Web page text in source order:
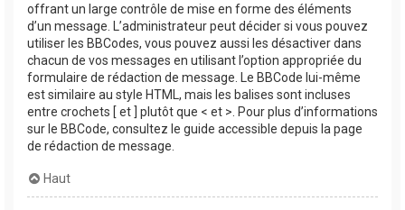
offrant un large contrôle de mise en forme des éléments
d’un message. L’administrateur peut décider si vous pouvez
utiliser les BBCodes, vous pouvez aussi les désactiver dans
chacun de vos messages en utilisant l’option appropriée du
formulaire de rédaction de message. Le BBCode lui-même
est similaire au style HTML, mais les balises sont incluses
entre crochets [ et ] plutôt que < et >. Pour plus d’informations
sur le BBCode, consultez le guide accessible depuis la page
de rédaction de message.
Haut